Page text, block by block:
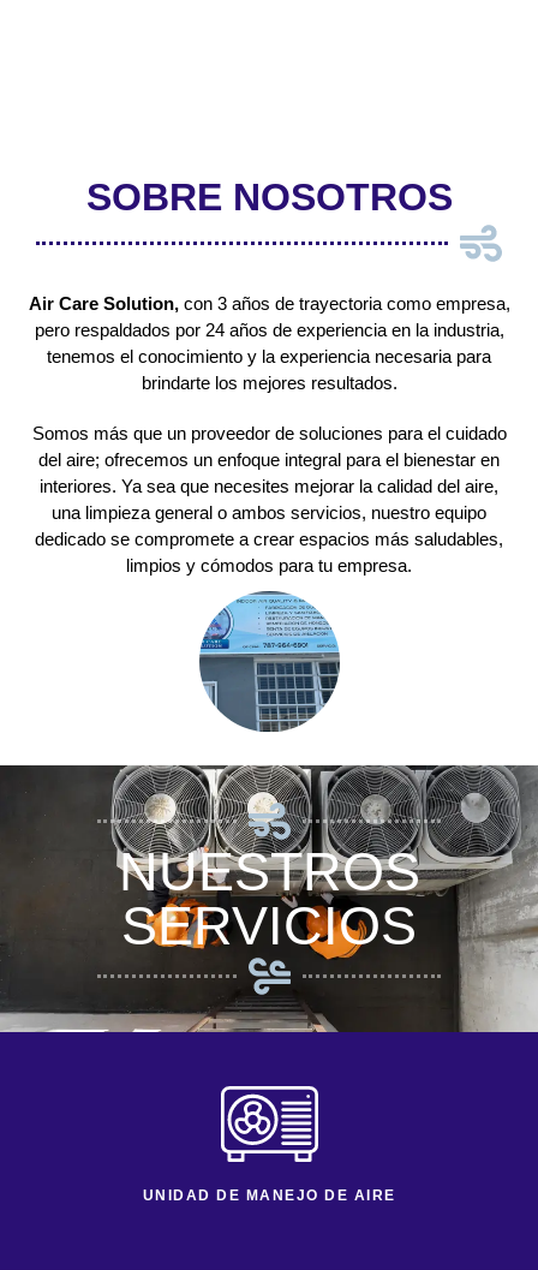
SOBRE NOSOTROS
Air Care Solution, con 3 años de trayectoria como empresa,
pero respaldados por 24 años de experiencia en la industria,
tenemos el conocimiento y la experiencia necesaria para
brindarte los mejores resultados.
Somos más que un proveedor de soluciones para el cuidado
del aire; ofrecemos un enfoque integral para el bienestar en
interiores. Ya sea que necesites mejorar la calidad del aire,
una limpieza general o ambos servicios, nuestro equipo
dedicado se compromete a crear espacios más saludables,
limpios y cómodos para tu empresa.
NUESTROS
SERVICIOS
UNIDAD DE MANEJO DE AIRE